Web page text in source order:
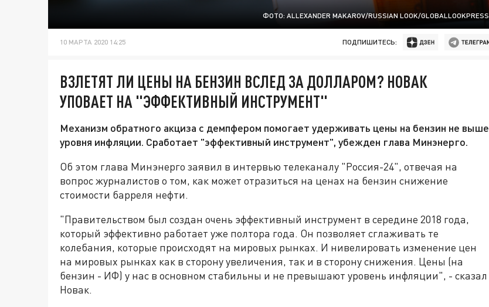
ФОТО: ALLEXANDER MAKAROV/RUSSIAN LOOK/GLOBALLOOKPRESS
10 МАРТА 2020 14:25 ПОДПИШИТЕСЬ:
ВЗЛЕТЯТ ЛИ ЦЕНЫ НА БЕНЗИН ВСЛЕД ЗА ДОЛЛАРОМ? НОВАК
УПОВАЕТ НА "ЭФФЕКТИВНЫЙ ИНСТРУМЕНТ"
Механизм обратного акциза с демпфером помогает удерживать цены на бензин не выше
уровня инфляции. Сработает "эффективный инструмент", убежден глава Минэнерго.
Об этом глава Минэнерго заявил в интервью телеканалу "Россия-24", отвечая на
вопрос журналистов о том, как может отразиться на ценах на бензин снижение
стоимости барреля нефти.
"Правительством был создан очень эффективный инструмент в середине 2018 года,
который эффективно работает уже полтора года. Он позволяет сглаживать те
колебания, которые происходят на мировых рынках. И нивелировать изменение цен
на мировых рынках как в сторону увеличения, так и в сторону снижения. Цены (на
бензин - ИФ) у нас в основном стабильны и не превышают уровень инфляции", - сказал
Новак.